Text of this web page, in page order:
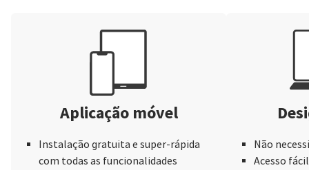
Aplicação móvel
Instalação gratuita e super-rápida
com todas as funcionalidades
Não
Acesso